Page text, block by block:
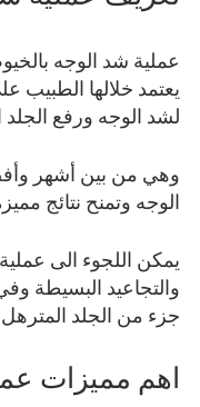
عملية شد الوجه
يعتمد خلالها
لشد الوجه ورفع الجلد
وهي من بين أشهر
الوجه وتمنح نتائج
يمكن اللجوء الى
والتجاعيد البسيطة
جزء من الجلد
اهم مميزات